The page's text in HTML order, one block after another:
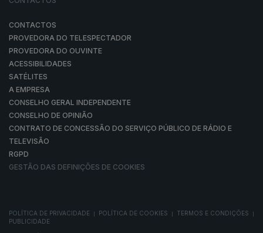
CONTACTOS
PROVEDORA DO TELESPECTADOR
PROVEDORA DO OUVINTE
ACESSIBILIDADES
SATÉLITES
A EMPRESA
CONSELHO GERAL INDEPENDENTE
CONSELHO DE OPINIÃO
CONTRATO DE CONCESSÃO DO SERVIÇO PÚBLICO DE RÁDIO E
TELEVISÃO
RGPD
GESTÃO DAS DEFINIÇÕES DE COOKIES
POLÍTICA DE PRIVACIDADE POLÍTICA DE COOKIES TERMOS E CONDIÇÕES
PUBLICIDADE